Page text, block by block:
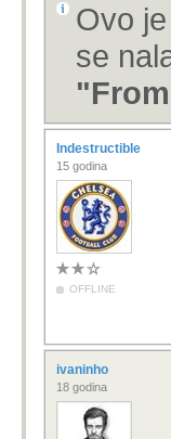
Ovo
se
Indestructible
15 godina
OFFLINE
ivaninho
18 godina